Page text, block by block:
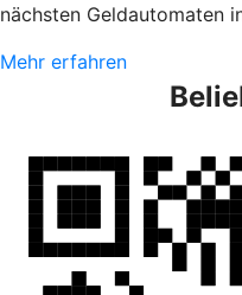
nächsten Geldautomaten
Mehr erfahren